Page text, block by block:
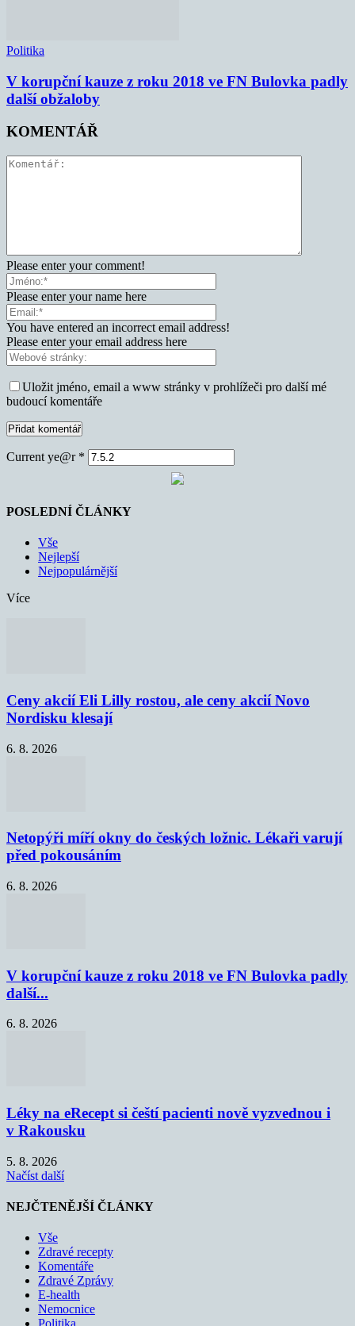
Politika
V korupční kauze z roku 2018 ve FN Bulovka padly
další obžaloby
KOMENTÁŘ
Please enter your comment!
Please enter your name here
You have entered an incorrect email address!
Please enter your email address here
Uložit jméno, email a www stránky v prohlížeči pro další mé
budoucí komentáře
Current ye@r *
POSLEDNÍ ČLÁNKY
Vše
Nejlepší
Nejpopulárnější
Více
Ceny akcií Eli Lilly rostou, ale ceny akcií Novo
Nordisku klesají
6. 8. 2026
Netopýři míří okny do českých ložnic. Lékaři varují
před pokousáním
6. 8. 2026
V korupční kauze z roku 2018 ve FN Bulovka padly
další...
6. 8. 2026
Léky na eRecept si čeští pacienti nově vyzvednou i
v Rakousku
5. 8. 2026
Načíst další
NEJČTENĚJŠÍ ČLÁNKY
Vše
Zdravé recepty
Komentáře
Zdravé Zprávy
E-health
Nemocnice